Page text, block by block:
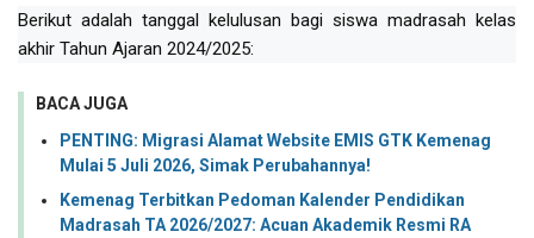
Berikut adalah tanggal kelulusan bagi siswa madrasah kelas
akhir Tahun Ajaran 2024/2025:
BACA JUGA
PENTING: Migrasi Alamat Website EMIS GTK Kemenag
Mulai 5 Juli 2026, Simak Perubahannya!
Kemenag Terbitkan Pedoman Kalender Pendidikan
Madrasah TA 2026/2027: Acuan Akademik Resmi RA